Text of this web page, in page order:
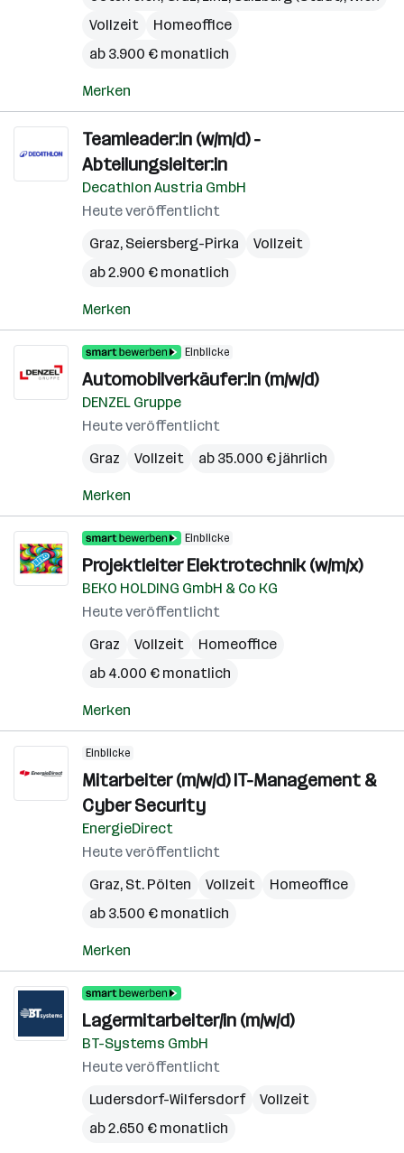
Vollzeit
Homeoffice
ab 3.900 € monatlich
Merken
Teamleader:in (w/m/d) -
Abteilungsleiter:in
Decathlon Austria GmbH
Heute veröffentlicht
Graz, Seiersberg-Pirka
Vollzeit
ab 2.900 € monatlich
Merken
Einblicke
Automobilverkäufer:in (m/w/d)
DENZEL Gruppe
Heute veröffentlicht
Graz
Vollzeit ab 35.000 € jährlich
Merken
Einblicke
Projektleiter Elektrotechnik (w/m/x)
BEKO HOLDING GmbH & Co KG
Heute veröffentlicht
Graz
Vollzeit
Homeoffice
ab 4.000 € monatlich
Merken
Einblicke
Mitarbeiter (m/w/d) IT-Management &
Cyber Security
EnergieDirect
Heute veröffentlicht
Graz, St. Pölten Vollzeit
Homeoffice
ab 3.500 € monatlich
Merken
Lagermitarbeiter/in (m/w/d)
BT-Systems GmbH
Heute veröffentlicht
Ludersdorf-Wilfersdorf
Vollzeit
ab 2.650 € monatlich